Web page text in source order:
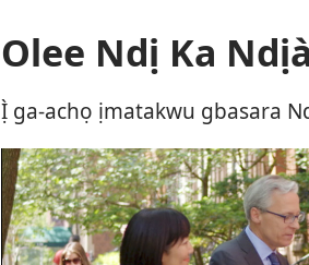
Olee Ndị Ka
Ị̀ ga-achọ ịmatakwu gbasara